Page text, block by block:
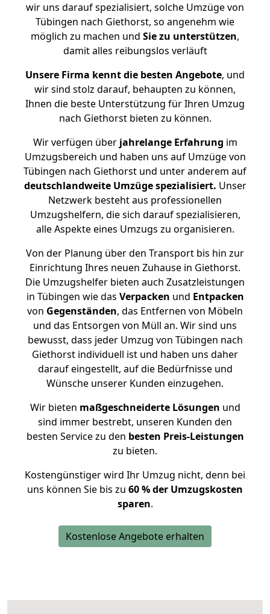
wir uns darauf spezialisiert, solche Umzüge von
Tübingen nach Giethorst, so angenehm wie
möglich zu machen und Sie zu unterstützen,
damit alles reibungslos verläuft
Unsere Firma kennt die besten Angebote, und
wir sind stolz darauf, behaupten zu können,
Ihnen die beste Unterstützung für Ihren Umzug
nach Giethorst bieten zu können.
Wir verfügen überjahrelange Erfahrung im
Umzugsbereich und haben uns auf Umzüge von
Tübingen nach Giethorst und unter anderem auf
deutschlandweite Umzüge spezialisiert. Unser
Netzwerk besteht aus professionellen
Umzugshelfern, die sich darauf spezialisieren,
alle Aspekte eines Umzugs zu organisieren.
Von der Planung über den Transport bis hin zur
Einrichtung Ihres neuen Zuhause in Giethorst.
Die Umzugshelfer bieten auch Zusatzleistungen
in Tübingen wie das Verpacken und Entpacken
von Gegenständen, das Entfernen von Möbeln
und das Entsorgen von Müll an. Wir sind uns
bewusst, dass jeder Umzug von Tübingen nach
Giethorst individuell ist und haben uns daher
darauf eingestellt, auf die Bedürfnisse und
Wünsche unserer Kunden einzugehen.
Wir bieten maßgeschneiderte Lösungen und
sind immer bestrebt, unseren Kunden den
besten Service zu den besten Preis-Leistungen
zu bieten.
Kostengünstiger wird Ihr Umzug nicht, denn bei
uns können Sie bis zu 60 % der Umzugskosten
sparen.
Kostenlose Angebote erhalten